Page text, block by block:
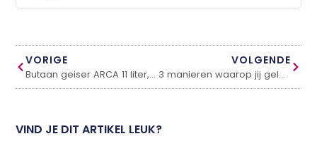
VORIGE
Butaan geiser ARCA 11 liter, energiezuinig en snel warm water
VOLGENDE
3 manieren waarop jij geld kunt besparen
VIND JE DIT ARTIKEL LEUK?